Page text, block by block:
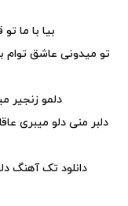
بیا با ما
تو میدونی عاشق توام
دلمو زنجیر
دلبر منی دلو میبری
دانلود تک آهنگ